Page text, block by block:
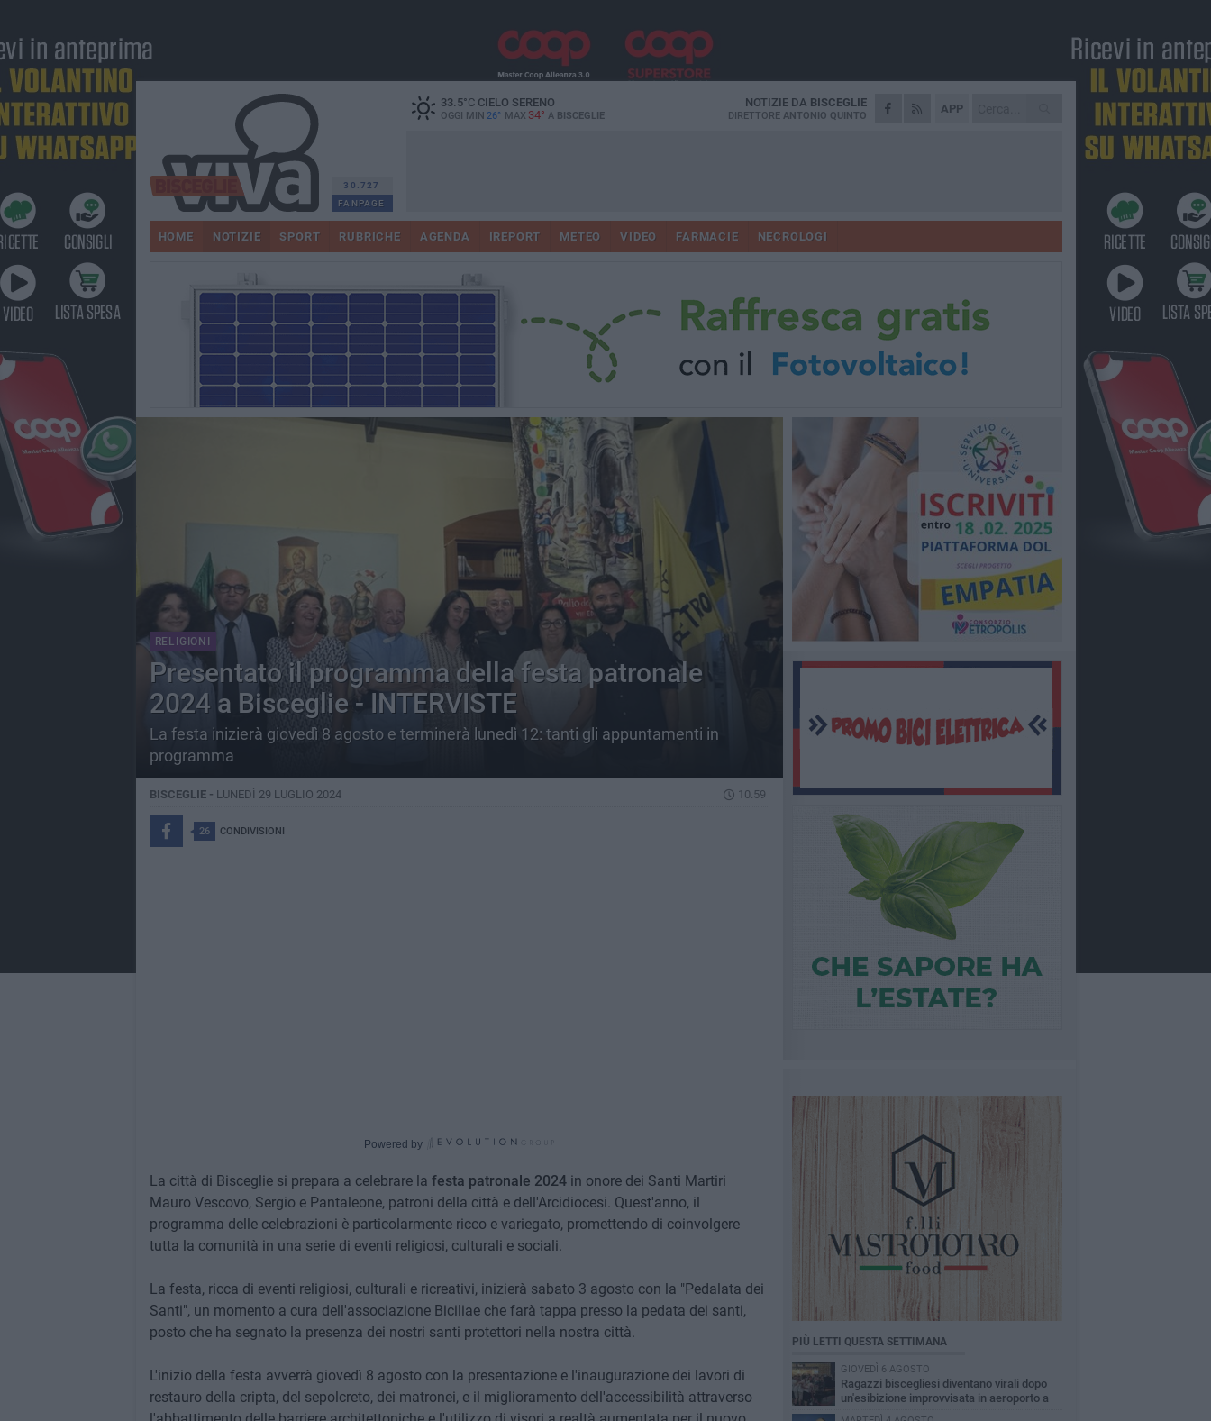
30.727
FANPAGE
33.5°CCIELO SERENO
OGGI MIN 26° MAX 34° A BISCEGLIE
APP
NOTIZIE DA BISCEGLIE
DIRETTORE ANTONIO QUINTO
HOME NOTIZIE SPORT RUBRICHE AGENDA IREPORT METEO VIDEO FARMACIE NECROLOGI
RELIGIONI
Presentato il programma della festa patronale
2024 a Bisceglie - INTERVISTE
La festa inizierà giovedì 8 agosto e terminerà lunedì 12: tanti gli appuntamenti in
programma
BISCEGLIE - LUNEDÌ 29 LUGLIO 2024 10.59
26 CONDIVISIONI
Powered by
La città di Bisceglie si prepara a celebrare la festa patronale 2024in onore dei Santi Martiri
Mauro Vescovo, Sergio e Pantaleone, patroni della città e dell'Arcidiocesi. Quest'anno, il
programma delle celebrazioni è particolarmente ricco e variegato, promettendo di coinvolgere
tutta la comunità in una serie di eventi religiosi, culturali e sociali.
La festa, ricca di eventi religiosi, culturali e ricreativi, inizierà sabato 3 agosto con la "Pedalata dei
Santi", un momento a cura dell'associazione Biciliae che farà tappa presso la pedata dei santi,
posto che ha segnato la presenza dei nostri santi protettori nella nostra città.
L'inizio della festa avverrà giovedì 8 agosto con la presentazione e l'inaugurazione dei lavori di
restauro della cripta, del sepolcreto, dei matronei, e il miglioramento dell'accessibilità attraverso
PIÙ LETTI QUESTA SETTIMANA
GIOVEDÌ 6 AGOSTO
Ragazzi biscegliesi diventano virali dopo
un'esibizione improvvisata in aeroporto a
Roma-Fiumicino